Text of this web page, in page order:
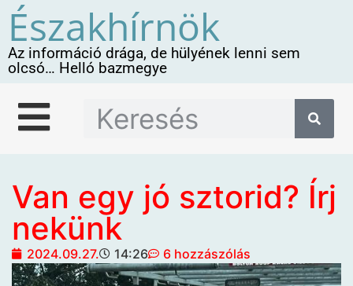
Északhírnök
Az információ drága, de hülyének lenni sem
olcsó… Helló bazmegye
Van egy jó sztorid? Írj
nekünk
2024.09.27. 14:26 6 hozzászólás